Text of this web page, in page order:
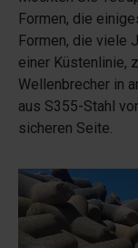
Formen, die
Formen, die viele
einer Küstenlinie,
Wellenbrecher in
aus S355-Stahl
sicheren Seite.